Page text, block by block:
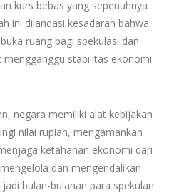
kurs bebas yang sepenuhnya
ini dilandasi kesadaran bahwa
ruang bagi spekulasi dan
stabilitas ekonomi
negara memiliki alat kebijakan
nilai rupiah, mengamankan
ketahanan ekonomi dari
dan mengendalikan
bulan-bulanan para spekulan